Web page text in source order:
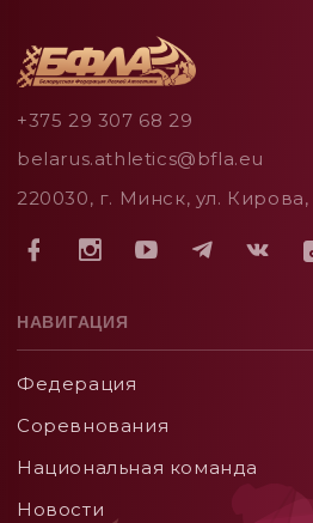
+375 29 307 68 29
belarus.athletics@bfla.eu
220030, г. Минск, ул. Кирова,
НАВИГАЦИЯ
Федерация
Соревнования
Национальная команда
Новости